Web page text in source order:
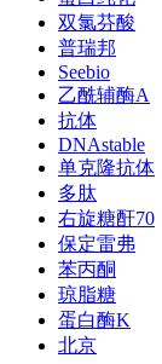
双氯芬酸
普瑞邦
Seebio
乙酰辅酶A
抗体
DNAstable
单克隆抗体
多肽
右旋糖酐70
保定雷弗
苯丙酮
琼脂糖
蛋白酶K
北京